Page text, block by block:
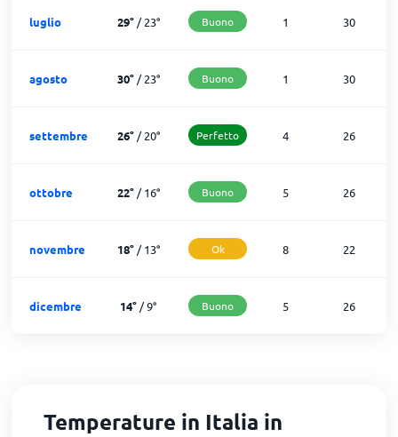
luglio 29°/23° Buono 1 30
agosto 30°/23° Buono 1 30
settembre 26°/20° Perfetto 4 26
ottobre 22°/16° Buono 5 26
novembre 18°/13° Ok 8 22
dicembre 14° /9° Buono 5 26
Temperature in Italia in